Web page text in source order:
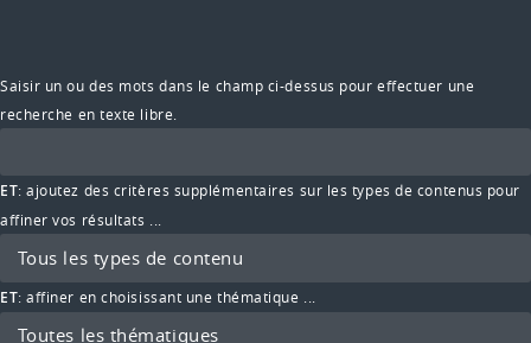
Saisir un ou des mots dans le champ ci-dessus pour effectuer une
recherche en texte libre.
ET: ajoutez des critères supplémentaires sur les types de contenus pour
affiner vos résultats ...
ET: affiner en choisissant une thématique ...